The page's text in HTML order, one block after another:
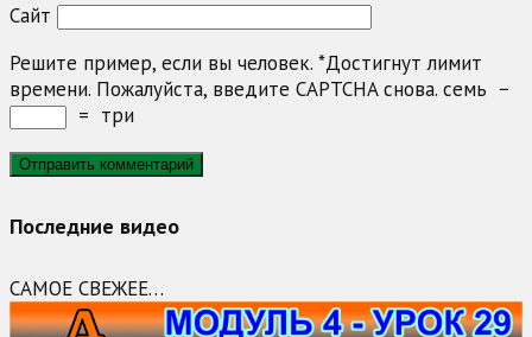
Сайт
Решите пример, если вы человек. *Достигнут лимит
времени. Пожалуйста, введите CAPTCHA снова. семь −
= три
Последние видео
САМОЕ СВЕЖЕЕ…